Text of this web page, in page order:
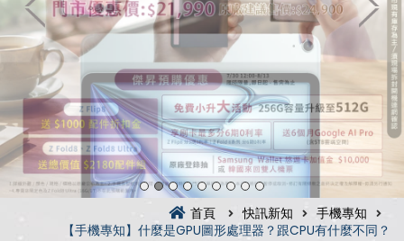
首頁 快訊新知
手機專知
【手機專知】什麼是GPU圖形處理器？跟CPU有什麼不同？